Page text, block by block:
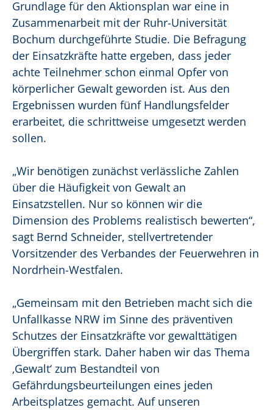
Grundlage für den Aktionsplan war eine in
Zusammenarbeit mit der Ruhr-Universität
Bochum durchgeführte Studie. Die Befragung
der Einsatzkräfte hatte ergeben, dass jeder
achte Teilnehmer schon einmal Opfer von
körperlicher Gewalt geworden ist. Aus den
Ergebnissen wurden fünf Handlungsfelder
erarbeitet, die schrittweise umgesetzt werden
sollen.
„Wir benötigen zunächst verlässliche Zahlen
über die Häufigkeit von Gewalt an
Einsatzstellen. Nur so können wir die
Dimension des Problems realistisch bewerten“,
sagt Bernd Schneider, stellvertretender
Vorsitzender des Verbandes der Feuerwehren in
Nordrhein-Westfalen.
„Gemeinsam mit den Betrieben macht sich die
Unfallkasse NRW im Sinne des präventiven
Schutzes der Einsatzkräfte vor gewalttätigen
Übergriffen stark. Daher haben wir das Thema
‚Gewalt‘ zum Bestandteil von
Gefährdungsbeurteilungen eines jeden
Arbeitsplatzes gemacht. Auf unseren